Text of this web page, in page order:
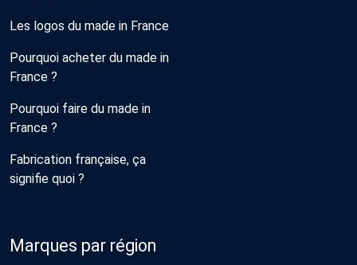
Les logos du made in France
Pourquoi acheter du made in
France ?
Pourquoi faire du made in
France ?
Fabrication française, ça
signifie quoi ?
Marques par région